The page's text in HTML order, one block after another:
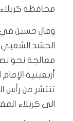
محافظة
وقال حسين في
الحشد
معالجة نحو
أربعينية
تنتشر من رأس
الى كربلاء